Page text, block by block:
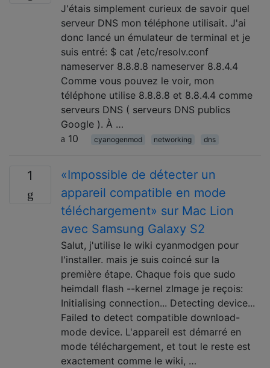
J'étais simplement curieux de savoir quel
serveur DNS mon téléphone utilisait. J'ai
donc lancé un émulateur de terminal et je
suis entré: $ cat /etc/resolv.conf
nameserver 8.8.8.8 nameserver 8.8.4.4
Comme vous pouvez le voir, mon
téléphone utilise 8.8.8.8 et 8.8.4.4 comme
serveurs DNS ( serveurs DNS publics
Google ). À …
10
cyanogenmod networking dns
1
«Impossible de détecter un
appareil compatible en mode
téléchargement» sur Mac Lion
avec Samsung Galaxy S2
Salut, j'utilise le wiki cyanmodgen pour
l'installer. mais je suis coincé sur la
première étape. Chaque fois que sudo
heimdall flash --kernel zImage je reçois:
Initialising connection... Detecting device...
Failed to detect compatible download-
mode device. L'appareil est démarré en
mode téléchargement, et tout le reste est
exactement comme le wiki, …